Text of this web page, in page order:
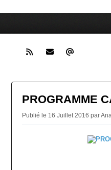
PROGRAMME
Publié le 16 Juillet 2016 par